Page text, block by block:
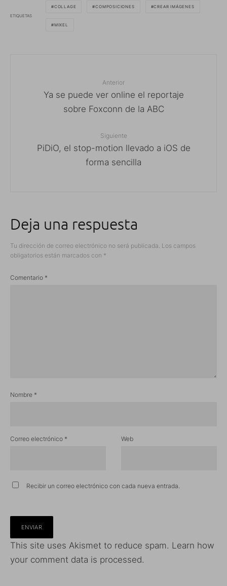
ETIQUETAS
COLLAGE COMPOSICIONES CREAR IMÁGENES
MIXEL
Anterior
Ya se puede ver online el reportaje
sobre Foxconn de la ABC
Siguiente
PiDiO, el stop-motion llevado a iOS de
forma sencilla
Deja una respuesta
Tu dirección de correo electrónico no será publicada. Los campos
obligatorios están marcados con *
Comentario *
Nombre *
Correo electrónico * Web
Recibir un correo electrónico con cada nueva entrada.
This site uses Akismet to reduce spam. Learn how
your comment data is processed.